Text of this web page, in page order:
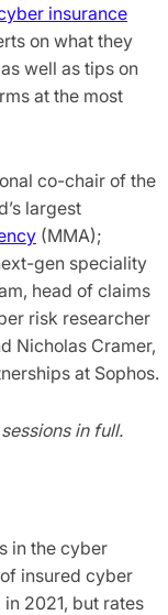
insurance
on what they
well as tips on
at the most
co-chair of the
largest
(MMA);
gen speciality
head of claims
risk researcher
Nicholas Cramer,
at Sophos.
in full.
in the cyber
insured cyber
2021, but rates